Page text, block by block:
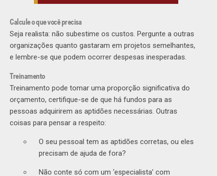
Calcule o que você precisa
Seja realista: não subestime os custos. Pergunte a outras
organizações quanto gastaram em projetos semelhantes,
e lembre-se que podem ocorrer despesas inesperadas.
Treinamento
Treinamento pode tomar uma proporção significativa do
orçamento, certifique-se de que há fundos para as
pessoas adquirirem as aptidões necessárias. Outras
coisas para pensar a respeito:
O seu pessoal tem as aptidões corretas, ou eles
precisam de ajuda de fora?
Não conte só com um ‘especialista’ com